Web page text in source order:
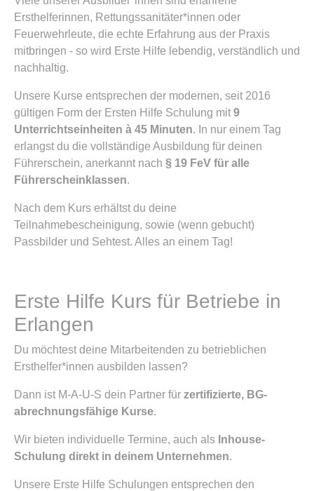
Ersthelferinnen, Rettungssanitäter*innen oder
Feuerwehrleute, die echte Erfahrung aus der Praxis
mitbringen - so wird Erste Hilfe lebendig, verständlich und
nachhaltig.
Unsere Kurse entsprechen der modernen, seit 2016
gültigen Form der Ersten Hilfe Schulung mit 9
Unterrichtseinheiten à 45 Minuten. In nur einem Tag
erlangst du die vollständige Ausbildung für deinen
Führerschein, anerkannt nach § 19 FeV für alle
Führerscheinklassen.
Nach dem Kurs erhältst du deine
Teilnahmebescheinigung, sowie (wenn gebucht)
Passbilder und Sehtest. Alles an einem Tag!
Erste Hilfe Kurs für Betriebe in
Erlangen
Du möchtest deine Mitarbeitenden zu betrieblichen
Ersthelfer*innen ausbilden lassen?
Dann ist M-A-U-S dein Partner für zertifizierte, BG-
abrechnungsfähige Kurse.
Wir bieten individuelle Termine, auch als Inhouse-
Schulung direkt in deinem Unternehmen.
Unsere Erste Hilfe Schulungen entsprechen den